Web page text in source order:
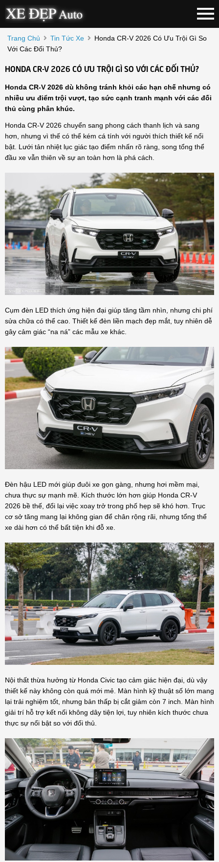
Trang Chủ Tin Tức Xe
Honda CR-V 2026 Có Ưu Trội Gì So
Với Các Đối Thủ?
HONDA CR-V 2026 CÓ ƯU TRỘI GÌ SO VỚI CÁC ĐỐI THỦ?
Honda CR-V 2026 dù không tránh khỏi các hạn chế nhưng có
nhiều ưu điểm trội vượt, tạo sức cạnh tranh mạnh với các đối
thủ cùng phân khúc.
Honda CR-V 2026 chuyển sang phong cách thanh lịch và sang
hơn, nhưng vì thế có thể kém cá tính với người thích thiết kế nổi
bật. Lưới tản nhiệt lục giác tạo điểm nhấn rõ ràng, song tổng thể
đầu xe vẫn thiên về sự an toàn hơn là phá cách.
Cụm đèn LED thích ứng hiện đại giúp tăng tầm nhìn, nhưng chi phí
sửa chữa có thể cao. Thiết kế đèn liền mạch đẹp mắt, tuy nhiên dễ
gây cảm giác “na ná” các mẫu xe khác.
Đèn hậu LED mới giúp đuôi xe gọn gàng, nhưng hơi mềm mại,
chưa thực sự mạnh mẽ. Kích thước lớn hơn giúp Honda CR-V
2026 bề thế, đổi lại việc xoay trở trong phố hẹp sẽ khó hơn. Trục
cơ sở tăng mang lại không gian để chân rộng rãi, nhưng tổng thể
xe dài hơn có thể bất tiện khi đỗ xe.
Nội thất thừa hưởng từ Honda Civic tạo cảm giác hiện đại, dù vậy
thiết kế này không còn quá mới mẻ. Màn hình kỹ thuật số lớn mang
lại trải nghiệm tốt, nhưng bản thấp bị cắt giảm còn 7 inch. Màn hình
giải trí hỗ trợ kết nối không dây tiện lợi, tuy nhiên kích thước chưa
thực sự nổi bật so với đối thủ.